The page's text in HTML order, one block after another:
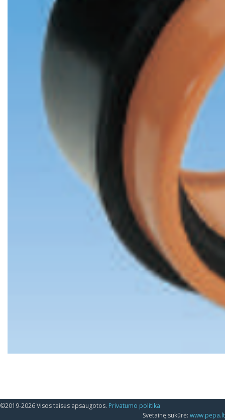
©2019-2026 Visos teisės apsaugotos. Privatumo politika
Svetainę sukūrė: www.pepa.lt